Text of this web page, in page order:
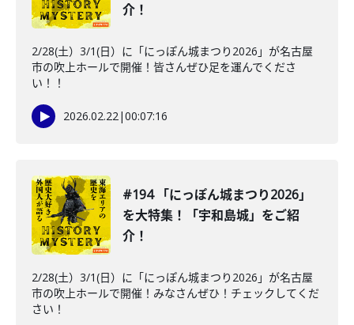
介！
2/28(土）3/1(日）に「にっぽん城まつり2026」が名古屋
市の吹上ホールで開催！皆さんぜひ足を運んでくださ
い！！
2026.02.22|00:07:16
#194 「にっぽん城まつり2026」
を大特集！「宇和島城」をご紹
介！
2/28(土）3/1(日）に「にっぽん城まつり2026」が名古屋
市の吹上ホールで開催！みなさんぜひ！チェックしてくだ
さい！